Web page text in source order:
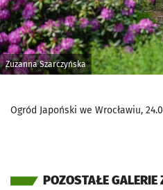
Zuzanna Szarczyńska
Ogród Japoński we Wrocławiu,
POZOSTAŁE GALERIE